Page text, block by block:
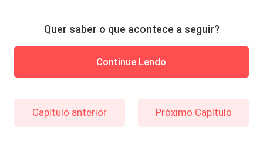
Quer saber o que acontece a seguir?
Continue Lendo
Capítulo anterior Próximo Capítulo